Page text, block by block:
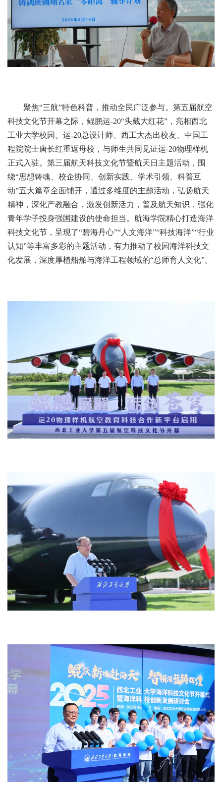
聚焦“三航”特色科普，推动全民广泛参与。第五届航空
科技文化节开幕之际，鲲鹏运-20“头戴大红花”，亮相西北
工业大学校园。运-20总设计师、西工大杰出校友、中国工
程院院士唐长红重返母校，与师生共同见证运-20物理样机
正式入驻。第三届航天科技文化节暨航天日主题活动，围
绕“思想铸魂、校企协同、创新实践、学术引领、科普互
动”五大篇章全面铺开，通过多维度的主题活动，弘扬航天
精神，深化产教融合，激发创新活力，普及航天知识，强化
青年学子投身强国建设的使命担当。航海学院精心打造海洋
科技文化节，呈现了“碧海丹心”“人文海洋”“科技海洋”“行业
认知”等丰富多彩的主题活动，有力推动了校园海洋科技文
化发展，深度厚植船舶与海洋工程领域的“总师育人文化”。